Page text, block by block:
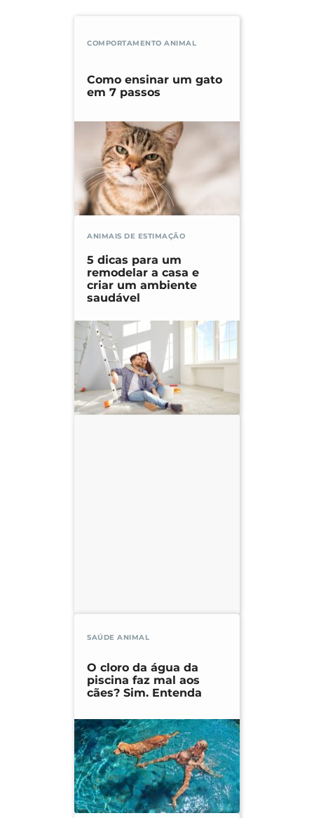
COMPORTAMENTO ANIMAL
Como ensinar um gato
em 7 passos
ANIMAIS DE ESTIMAÇÃO
5 dicas para um
remodelar a casa e
criar um ambiente
saudável
SAÚDE ANIMAL
O cloro da água da
piscina faz mal aos
cães? Sim. Entenda